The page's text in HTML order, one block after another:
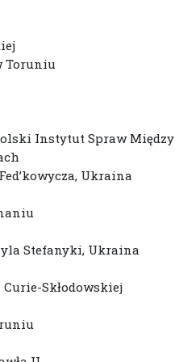
Toruniu
Instytut Spraw
Ukraina
Stefanyki, Ukraina
Skłodowskiej